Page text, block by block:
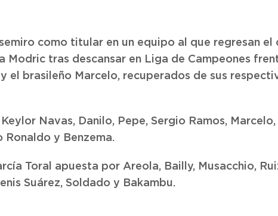
como titular en un equipo al que regresan el
Modric tras descansar en Liga de Campeones
el brasileño Marcelo, recuperados de sus
Navas, Danilo, Pepe, Sergio Ramos, Marcelo,
Ronaldo y Benzema.
Toral apuesta por Areola, Bailly, Musacchio,
Suárez, Soldado y Bakambu.